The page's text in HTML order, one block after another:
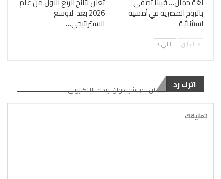
لغة جمال… فيينا تحتفي
بالروح المصرية في أمسية
استثنائية
تعلن نتائج الربع الأول من عام
2026 بعد التوسع
الاستراتيجي…
السابق التالي
اترك رد لن يتم نشر عنوان بريدك الإلكتروني.